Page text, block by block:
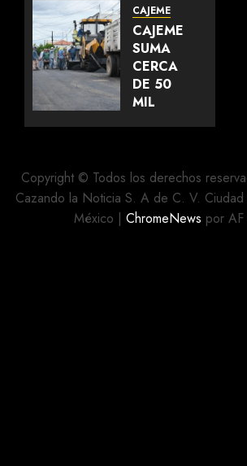
LÍDERES
DEL
SUR DE
SONORA
Y
FORTALECE
MOVIMIENTO
AGOSTO 5,
2026
CAJEME
CAJEME
SUMA
CERCA
DE 50
MIL
CALLES
REHABILITADAS
AGOSTO 5,
Copyright © Todos los derechos
Cazando la Noticia S. A de C. V.
México | ChromeNews por AF